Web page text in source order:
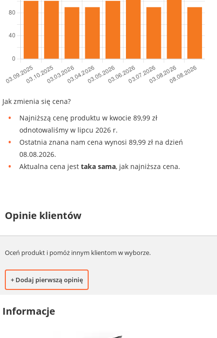
Jak zmienia się cena?
Najniższą cenę produktu w kwocie 89,99 zł
odnotowaliśmy w lipcu 2026 r.
Ostatnia znana nam cena wynosi 89,99 zł na dzień
08.08.2026.
Aktualna cena jest taka sama, jak najniższa cena.
Opinie klientów
Oceń produkt i pomóż innym klientom w wyborze.
+ Dodaj pierwszą opinię
Informacje